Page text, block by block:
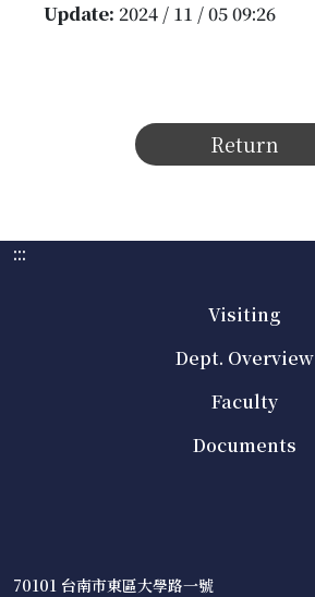
Update: 2024 / 11 / 05 09:26
Return
:::
Visiting
Dept. Overview
Faculty
Documents
70101 台南市東區大學路一號